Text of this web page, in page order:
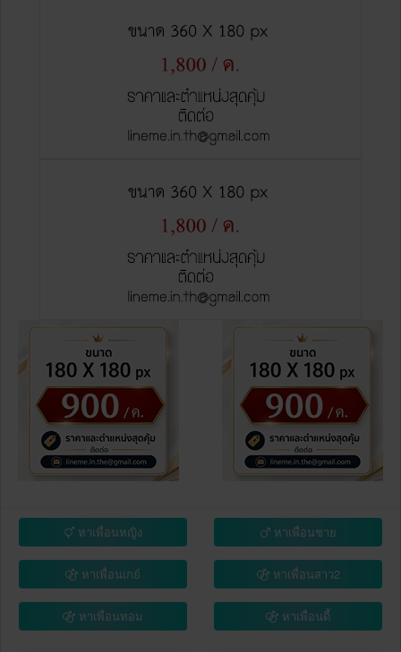
หาเพื่อนหญิง หาเพื่อนชาย
หาเพื่อนเกย์ หาเพื่อนสาว2
หาเพื่อนทอม หาเพื่อนดี้